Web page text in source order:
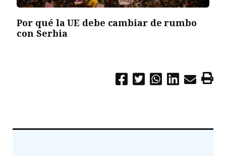
Por qué la UE debe cambiar de rumbo
con Serbia